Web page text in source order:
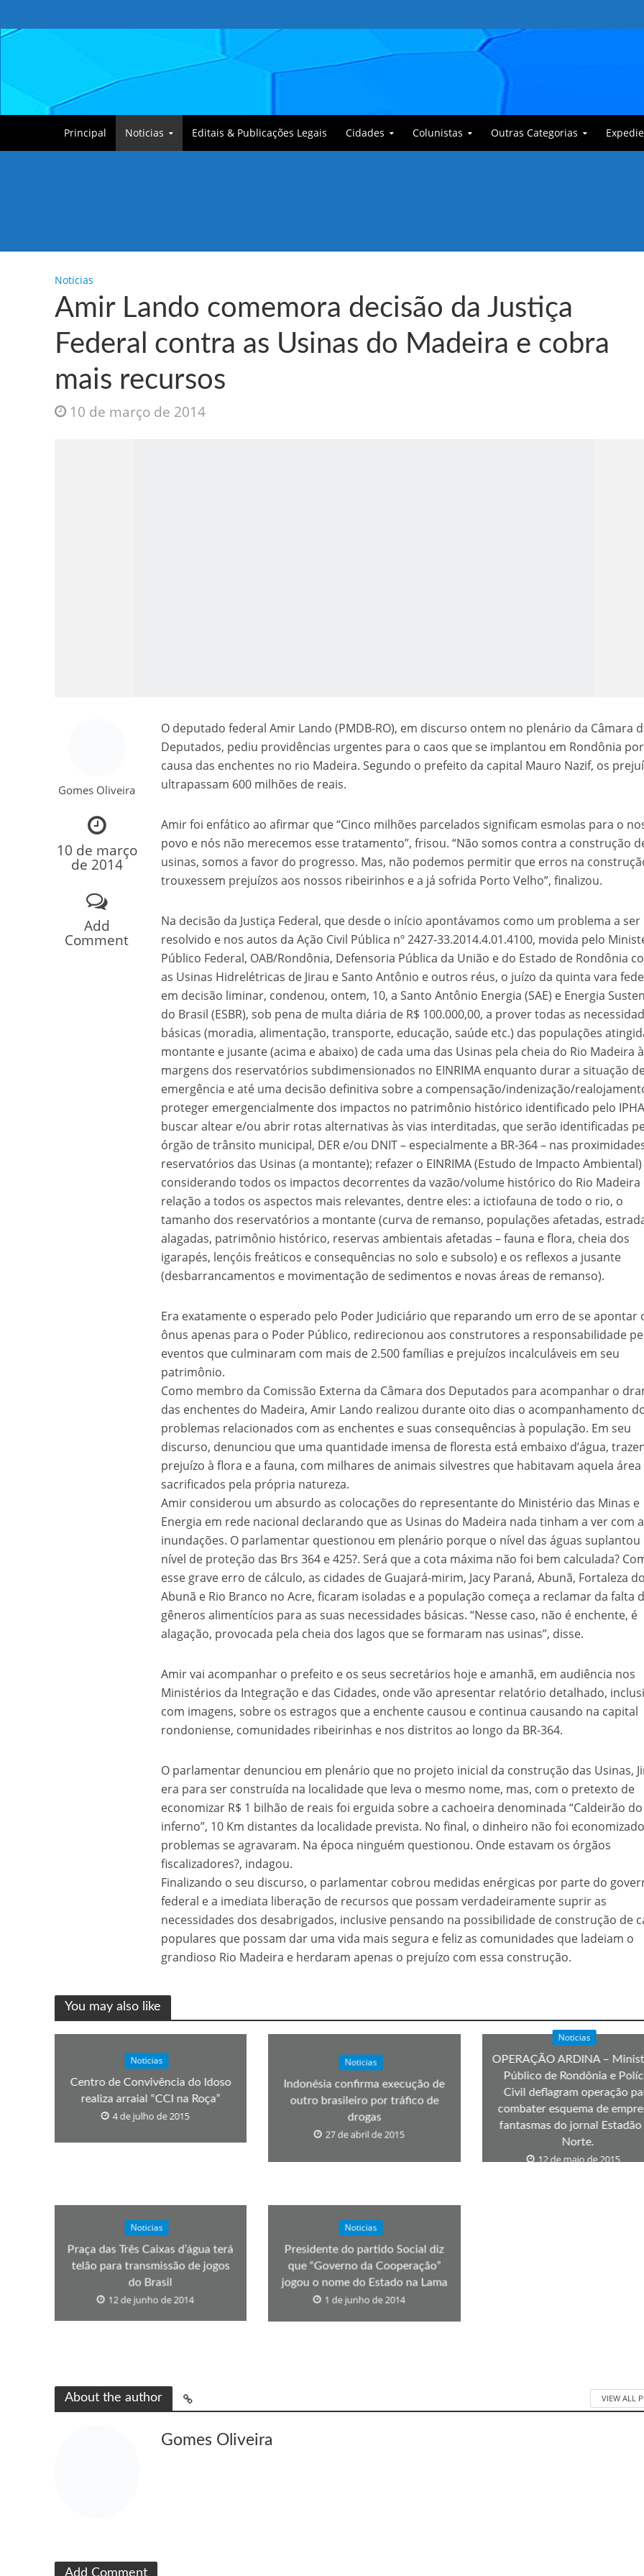
Principal Noticias Editais & Publicações Legais Cidades Colunistas Outras Categorias
Os segredos não revelados do livro de apocalipse
FILME: Como um Monjolo salvou a vida de Flechinha, o bebe coelho – Vídeo em Português mais
Noticias
Amir Lando comemora decisão da Justiça
Federal contra as Usinas do Madeira e cobra
mais recursos
10 de março de 2014
Gomes Oliveira
10 de março
de 2014
Add
Comment
O deputado federal Amir Lando (PMDB-RO), em discurso ontem no plenário da Câmara
Deputados, pediu providências urgentes para o caos que se implantou em Rondônia por
causa das enchentes no rio Madeira. Segundo o prefeito da capital Mauro Nazif, os
ultrapassam 600 milhões de reais.
Amir foi enfático ao afirmar que “Cinco milhões parcelados significam esmolas para o
povo e nós não merecemos esse tratamento”, frisou. “Não somos contra a construção
usinas, somos a favor do progresso. Mas, não podemos permitir que erros na
trouxessem prejuízos aos nossos ribeirinhos e a já sofrida Porto Velho”, finalizou.
Na decisão da Justiça Federal, que desde o início apontávamos como um problema a ser
resolvido e nos autos da Ação Civil Pública nº 2427-33.2014.4.01.4100, movida pelo
Público Federal, OAB/Rondônia, Defensoria Pública da União e do Estado de Rondônia
as Usinas Hidrelétricas de Jirau e Santo Antônio e outros réus, o juízo da quinta vara
em decisão liminar, condenou, ontem, 10, a Santo Antônio Energia (SAE) e Energia
do Brasil (ESBR), sob pena de multa diária de R$ 100.000,00, a prover todas as
básicas (moradia, alimentação, transporte, educação, saúde etc.) das populações
montante e jusante (acima e abaixo) de cada uma das Usinas pela cheia do Rio Madeira
margens dos reservatórios subdimensionados no EINRIMA enquanto durar a situação
emergência e até uma decisão definitiva sobre a compensação/indenização/
proteger emergencialmente dos impactos no patrimônio histórico identificado pelo
buscar altear e/ou abrir rotas alternativas às vias interditadas, que serão identificadas
órgão de trânsito municipal, DER e/ou DNIT – especialmente a BR-364 – nas
reservatórios das Usinas (a montante); refazer o EINRIMA (Estudo de Impacto Ambiental)
considerando todos os impactos decorrentes da vazão/volume histórico do Rio Madeira
relação a todos os aspectos mais relevantes, dentre eles: a ictiofauna de todo o rio, o
tamanho dos reservatórios a montante (curva de remanso, populações afetadas,
alagadas, patrimônio histórico, reservas ambientais afetadas – fauna e flora, cheia dos
igarapés, lençóis freáticos e consequências no solo e subsolo) e os reflexos a jusante
(desbarrancamentos e movimentação de sedimentos e novas áreas de remanso).
Era exatamente o esperado pelo Poder Judiciário que reparando um erro de se apontar
ônus apenas para o Poder Público, redirecionou aos construtores a responsabilidade
eventos que culminaram com mais de 2.500 famílias e prejuízos incalculáveis em seu
patrimônio.
Como membro da Comissão Externa da Câmara dos Deputados para acompanhar o
das enchentes do Madeira, Amir Lando realizou durante oito dias o acompanhamento
problemas relacionados com as enchentes e suas consequências à população. Em seu
discurso, denunciou que uma quantidade imensa de floresta está embaixo d’água,
prejuízo à flora e a fauna, com milhares de animais silvestres que habitavam aquela área
sacrificados pela própria natureza.
Amir considerou um absurdo as colocações do representante do Ministério das Minas e
Energia em rede nacional declarando que as Usinas do Madeira nada tinham a ver com
inundações. O parlamentar questionou em plenário porque o nível das águas suplantou
nível de proteção das Brs 364 e 425?. Será que a cota máxima não foi bem calculada?
esse grave erro de cálculo, as cidades de Guajará-mirim, Jacy Paraná, Abunã, Fortaleza do
Abunã e Rio Branco no Acre, ficaram isoladas e a população começa a reclamar da falta
gêneros alimentícios para as suas necessidades básicas. “Nesse caso, não é enchente, é
alagação, provocada pela cheia dos lagos que se formaram nas usinas”, disse.
Amir vai acompanhar o prefeito e os seus secretários hoje e amanhã, em audiência nos
Ministérios da Integração e das Cidades, onde vão apresentar relatório detalhado,
com imagens, sobre os estragos que a enchente causou e continua causando na capital
rondoniense, comunidades ribeirinhas e nos distritos ao longo da BR-364.
O parlamentar denunciou em plenário que no projeto inicial da construção das Usinas,
era para ser construída na localidade que leva o mesmo nome, mas, com o pretexto de
economizar R$ 1 bilhão de reais foi erguida sobre a cachoeira denominada “Caldeirão do
inferno”, 10 Km distantes da localidade prevista. No final, o dinheiro não foi
problemas se agravaram. Na época ninguém questionou. Onde estavam os órgãos
fiscalizadores?, indagou.
Finalizando o seu discurso, o parlamentar cobrou medidas enérgicas por parte do
federal e a imediata liberação de recursos que possam verdadeiramente suprir as
necessidades dos desabrigados, inclusive pensando na possibilidade de construção de
populares que possam dar uma vida mais segura e feliz as comunidades que ladeiam o
grandioso Rio Madeira e herdaram apenas o prejuízo com essa construção.
You may also like
Noticias
Centro de Convivência do Idoso
realiza arraial “CCI na Roça”
4 de julho de 2015
Noticias
Indonésia confirma execução de
outro brasileiro por tráfico de
drogas
27 de abril de 2015
Noticias
OPERAÇÃO ARDINA –
Público de Rondônia e
Civil deflagram operação
combater esquema de
fantasmas do jornal Estadão
Norte.
12 de maio de 2015
Noticias
Praça das Três Caixas d’água terá
telão para transmissão de jogos
do Brasil
12 de junho de 2014
Noticias
Presidente do partido Social diz
que “Governo da Cooperação”
jogou o nome do Estado na Lama
1 de junho de 2014
About the author VIEW ALL
Gomes Oliveira
Add Comment